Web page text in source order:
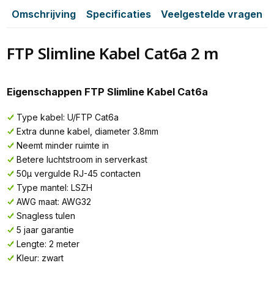
Omschrijving Specificaties Veelgestelde vragen
FTP Slimline Kabel Cat6a 2 m
Eigenschappen FTP Slimline Kabel Cat6a
Type kabel: U/FTP Cat6a
Extra dunne kabel, diameter 3.8mm
Neemt minder ruimte in
Betere luchtstroom in serverkast
50µ vergulde RJ-45 contacten
Type mantel: LSZH
AWG maat: AWG32
Snagless tulen
5 jaar garantie
Lengte: 2 meter
Kleur: zwart